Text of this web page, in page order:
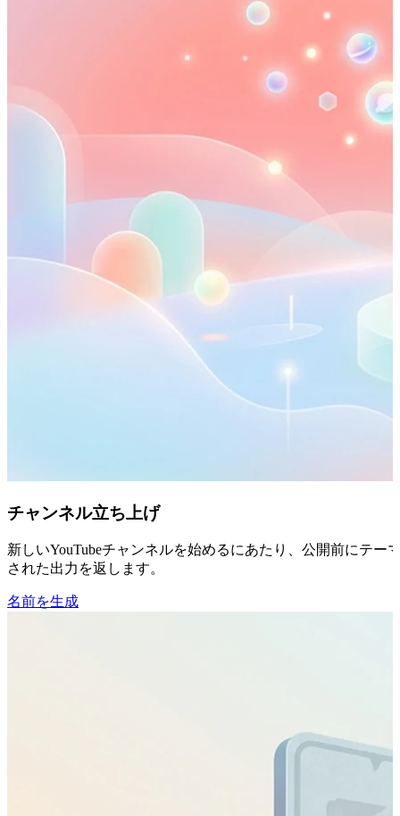
チャンネル立ち上げ
新しいYouTubeチャンネルを始めるにあたり、公開前にテ
された出力を返します。
名前を生成